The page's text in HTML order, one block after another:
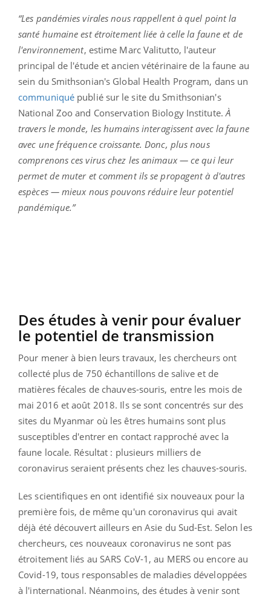
“Les pandémies virales nous rappellent à quel point la
santé humaine est étroitement liée à celle la faune et de
l'environnement, estime Marc Valitutto, l'auteur
principal de l'étude et ancien vétérinaire de la faune au
sein du Smithsonian's Global Health Program, dans un
communiqué publié sur le site du Smithsonian's
National Zoo and Conservation Biology Institute. À
travers le monde, les humains interagissent avec la faune
avec une fréquence croissante. Donc, plus nous
comprenons ces virus chez les animaux — ce qui leur
permet de muter et comment ils se propagent à d'autres
espèces — mieux nous pouvons réduire leur potentiel
pandémique.”
Des études à venir pour évaluer
le potentiel de transmission
Pour mener à bien leurs travaux, les chercheurs ont
collecté plus de 750 échantillons de salive et de
matières fécales de chauves-souris, entre les mois de
mai 2016 et août 2018. Ils se sont concentrés sur des
sites du Myanmar où les êtres humains sont plus
susceptibles d'entrer en contact rapproché avec la
faune locale. Résultat : plusieurs milliers de
coronavirus seraient présents chez les chauves-souris.
Les scientifiques en ont identifié six nouveaux pour la
première fois, de même qu'un coronavirus qui avait
déjà été découvert ailleurs en Asie du Sud-Est. Selon les
chercheurs, ces nouveaux coronavirus ne sont pas
étroitement liés au SARS CoV-1, au MERS ou encore au
Covid-19, tous responsables de maladies développées
à l'international. Néanmoins, des études à venir sont